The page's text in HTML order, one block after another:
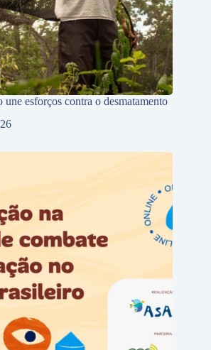
une esforços contra o desmatamento